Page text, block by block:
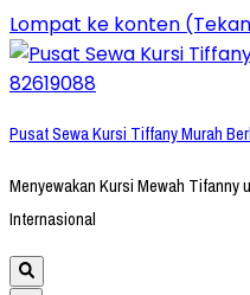
Lompat ke konten
Pusat Sewa Kursi Tiffany Murah
Menyewakan Kursi Mewah Tifanny
Internasional